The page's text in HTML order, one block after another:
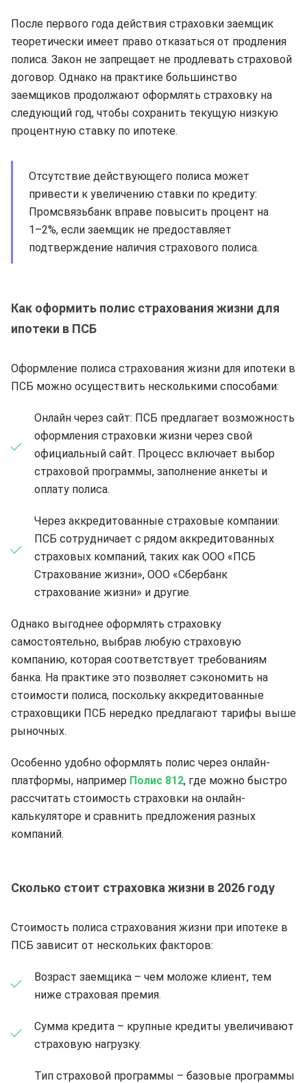
После первого года действия страховки заемщик
теоретически имеет право отказаться от продления
полиса. Закон не запрещает не продлевать страховой
договор. Однако на практике большинство
заемщиков продолжают оформлять страховку на
следующий год, чтобы сохранить текущую низкую
процентную ставку по ипотеке.
Отсутствие действующего полиса может
привести к увеличению ставки по кредиту:
Промсвязьбанк вправе повысить процент на
1–2%, если заемщик не предоставляет
подтверждение наличия страхового полиса.
Как оформить полис страхования жизни для
ипотеки в ПСБ
Оформление полиса страхования жизни для ипотеки в
ПСБ можно осуществить несколькими способами:
Онлайн через сайт: ПСБ предлагает возможность
оформления страховки жизни через свой
официальный сайт. Процесс включает выбор
страховой программы, заполнение анкеты и
оплату полиса.
Через аккредитованные страховые компании:
ПСБ сотрудничает с рядом аккредитованных
страховых компаний, таких как ООО «ПСБ
Страхование жизни», ООО «Сбербанк
страхование жизни» и другие.
Однако выгоднее оформлять страховку
самостоятельно, выбрав любую страховую
компанию, которая соответствует требованиям
банка. На практике это позволяет сэкономить на
стоимости полиса, поскольку аккредитованные
страховщики ПСБ нередко предлагают тарифы выше
рыночных.
Особенно удобно оформлять полис через онлайн-
платформы, например Полис 812, где можно быстро
рассчитать стоимость страховки на онлайн-
калькуляторе и сравнить предложения разных
компаний.
Сколько стоит страховка жизни в 2026 году
Стоимость полиса страхования жизни при ипотеке в
ПСБ зависит от нескольких факторов:
Возраст заемщика – чем моложе клиент, тем
ниже страховая премия.
Сумма кредита – крупные кредиты увеличивают
страховую нагрузку.
Тип страховой программы – базовые программы